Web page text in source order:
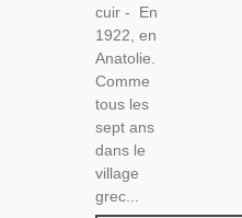
cuir - En
1922, en
Anatolie.
Comme
tous les
sept ans
dans le
village
grec...